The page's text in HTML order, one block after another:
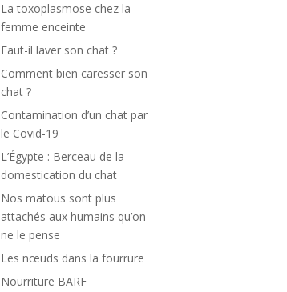
La toxoplasmose chez la
femme enceinte
Faut-il laver son chat ?
Comment bien caresser son
chat ?
Contamination d’un chat par
le Covid-19
L’Égypte : Berceau de la
domestication du chat
Nos matous sont plus
attachés aux humains qu’on
ne le pense
Les nœuds dans la fourrure
Nourriture BARF